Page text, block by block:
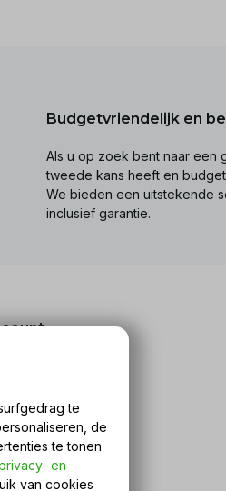
Budgetvriendelijk en
Als u op zoek bent naar een
tweede kans heeft en
We bieden een uitstekende
inclusief garantie.
producten
te
de
te tonen
en
van cookies